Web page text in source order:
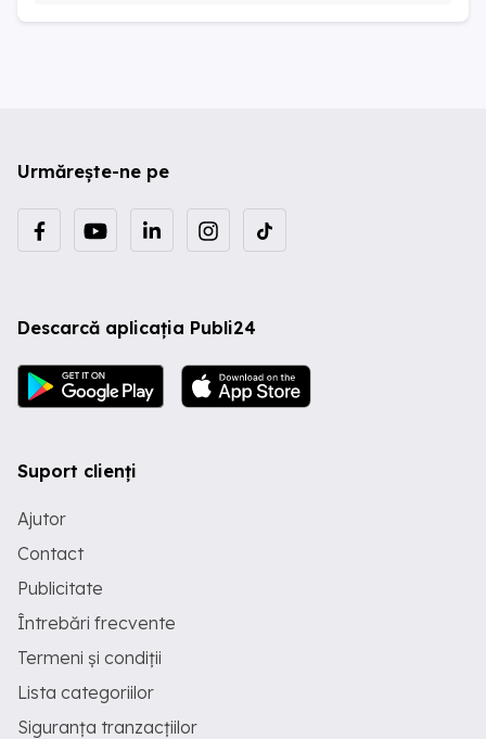
Urmărește-ne pe
Descarcă aplicația Publi24
Suport clienți
Ajutor
Contact
Publicitate
Întrebări frecvente
Termeni și condiții
Lista categoriilor
Siguranța tranzacțiilor